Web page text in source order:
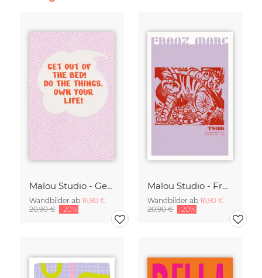
Malou Studio - Get out of bed
Wandbilder ab 16,90 €
20,90 € -20%
Malou Studio - Franz Marc - Tiger in rot
Wandbilder ab 16,90 €
20,90 € -20%